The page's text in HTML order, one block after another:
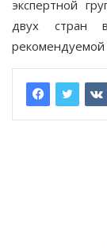
экспертной
двух стран